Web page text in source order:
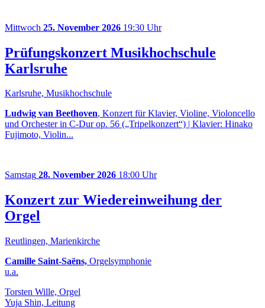
Mittwoch 25. November 2026 19:30 Uhr
Prüfungskonzert Musikhochschule
Karlsruhe
Karlsruhe, Musikhochschule
Ludwig van Beethoven, Konzert für Klavier, Violine, Violoncello
und Orchester in C-Dur op. 56 („Tripelkonzert“) | Klavier: Hinako
Fujimoto, Violin...
Samstag 28. November 2026 18:00 Uhr
Konzert zur Wiedereinweihung der
Orgel
Reutlingen, Marienkirche
Camille Saint-Saëns, Orgelsymphonie
u.a.
Torsten Wille, Orgel
Yuja Shin, Leitung